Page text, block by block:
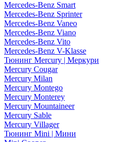
Mercedes-Benz Smart
Mercedes-Benz Sprinter
Mercedes-Benz Vaneo
Mercedes-Benz Viano
Mercedes-Benz Vito
Mercedes-Benz V-Klasse
Тюнинг Mercury | Меркури
Mercury Cougar
Mercury Milan
Mercury Montego
Mercury Monterey
Mercury Mountaineer
Mercury Sable
Mercury Villager
Тюнинг Mini | Мини